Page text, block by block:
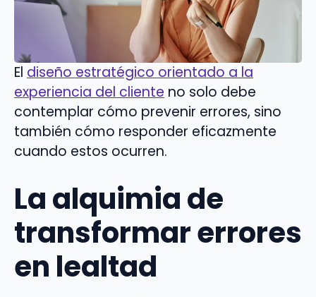
El diseño estratégico orientado a la
experiencia del cliente no solo debe
contemplar cómo prevenir errores, sino
también cómo responder eficazmente
cuando estos ocurren.
La alquimia de
transformar errores
en lealtad